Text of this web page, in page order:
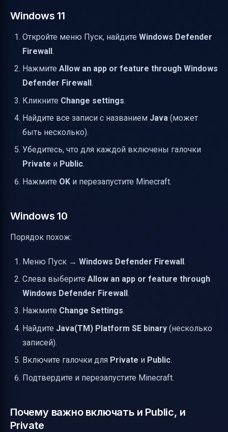
Windows 11
Откройте меню Пуск, найдите Windows Defender
Firewall.
Нажмите Allow an app or feature through Windows
Defender Firewall.
Кликните Change settings.
Найдите все записи с названием Java (может
быть несколько).
Убедитесь, что для каждой включены галочки
Private и Public.
Нажмите OK и перезапустите Minecraft.
Windows 10
Порядок похож:
Меню Пуск → Windows Defender Firewall.
Слева выберите Allow an app or feature through
Windows Defender Firewall.
Нажмите Change Settings.
Найдите Java(TM) Platform SE binary (несколько
записей).
Включите галочки для Private и Public.
Подтвердите и перезапустите Minecraft.
Почему важно включать и Public, и
Private